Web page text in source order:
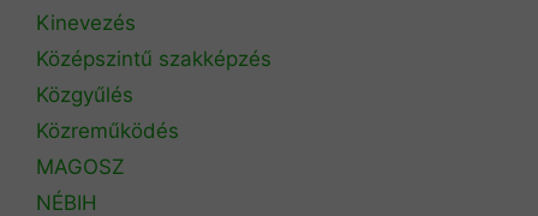
Kinevezés
Középszintű szakképzés
Közgyűlés
Közreműködés
MAGOSZ
NÉBIH